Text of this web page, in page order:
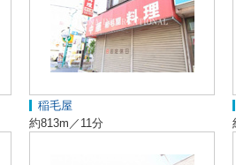
稲毛屋
約813m／11分